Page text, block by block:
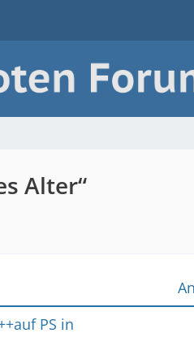
Alter“
PS in